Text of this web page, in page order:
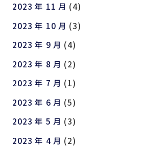
2023 年 11 月 (4)
2023 年 10 月 (3)
2023 年 9 月 (4)
2023 年 8 月 (2)
2023 年 7 月 (1)
2023 年 6 月 (5)
2023 年 5 月 (3)
2023 年 4 月 (2)